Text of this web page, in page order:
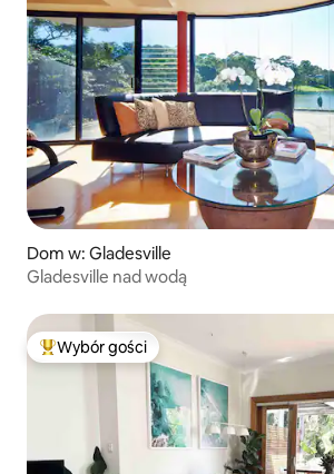
Dom w: Gladesville
Gladesville nad wodą
Najpopularniejsze z kategorii Wybór gości
Wybór gości